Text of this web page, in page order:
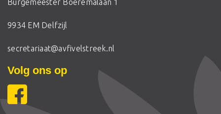
Burgemeester Boeremalaan 1
9934 EM Delfzijl
secretariaat@avfivelstreek.nl
Volg ons op